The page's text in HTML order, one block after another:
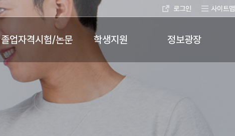
로그인 사이트맵
졸업자격시험/논문 학생지원 정보광장